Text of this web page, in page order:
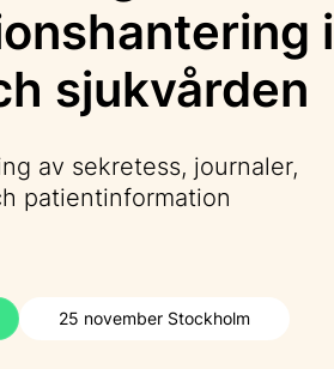
i
sjukvården
av sekretess, journaler,
patientinformation
25 november Stockholm